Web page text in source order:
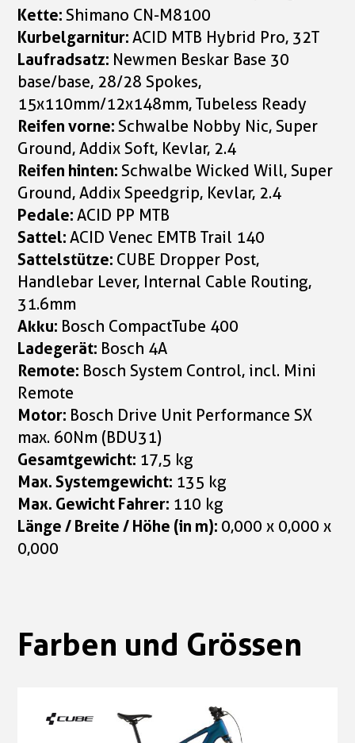
Kette:Shimano CN-M8100
Kurbelgarnitur:ACID MTB Hybrid Pro, 32T
Laufradsatz: Newmen Beskar Base 30
base/base, 28/28 Spokes,
15x110mm/12x148mm, Tubeless Ready
Reifen vorne:Schwalbe Nobby Nic, Super
Ground, Addix Soft, Kevlar, 2.4
Reifen hinten:Schwalbe Wicked Will, Super
Ground, Addix Speedgrip, Kevlar, 2.4
Pedale:ACID PP MTB
Sattel:ACID Venec EMTB Trail 140
Sattelstütze: CUBE Dropper Post,
Handlebar Lever, Internal Cable Routing,
31.6mm
Akku: Bosch CompactTube 400
Ladegerät: Bosch 4A
Remote: Bosch System Control, incl. Mini
Remote
Motor: Bosch Drive Unit Performance SX
max. 60Nm (BDU31)
Gesamtgewicht: 17,5 kg
Max. Systemgewicht: 135 kg
Max. Gewicht Fahrer: 110 kg
Länge / Breite / Höhe (in m): 0,000 x 0,000 x
0,000
Farben und Grössen